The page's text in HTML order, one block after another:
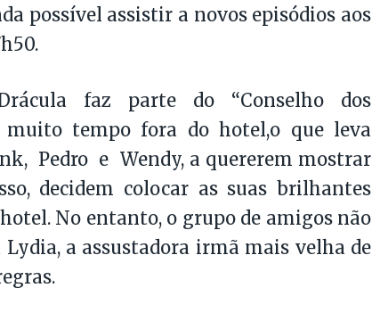
possível assistir a novos episódios aos
faz parte do “Conselho dos
muito tempo fora do hotel,o que leva
Pedro e Wendy, a quererem mostrar
decidem colocar as suas brilhantes
No entanto, o grupo de amigos não
a assustadora irmã mais velha de